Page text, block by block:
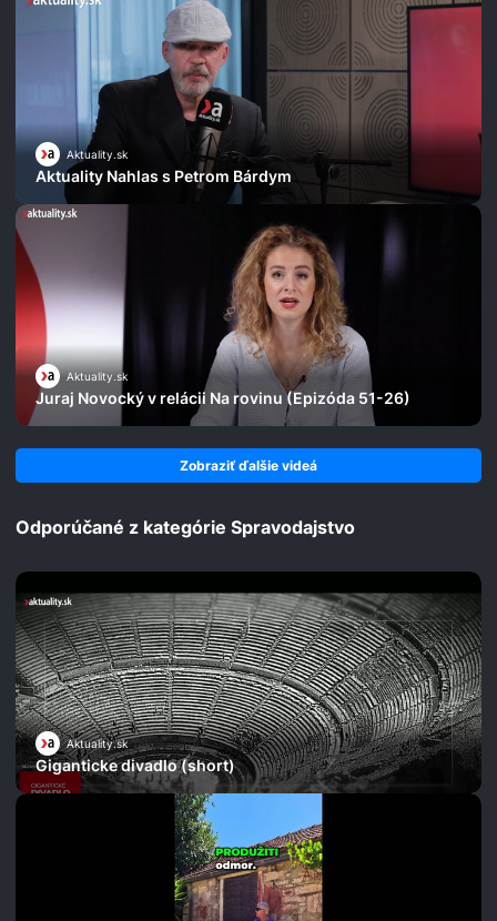
Aktuality.sk
Aktuality Nahlas s Petrom Bárdym
Aktuality.sk
Juraj Novocký v relácii Na rovinu (Epizóda 51-26)
Zobraziť ďalšie videá
Odporúčané z kategórie Spravodajstvo
Aktuality.sk
Giganticke divadlo (short)